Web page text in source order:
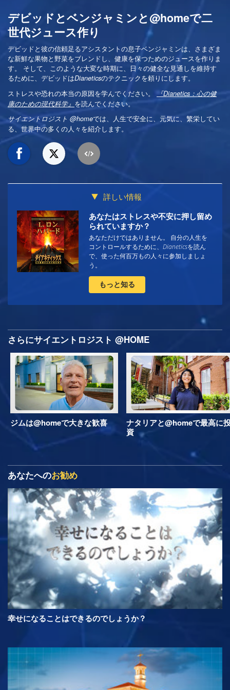
デビッドとベンジャミンと@homeで二
世代ジュース作り
デビッドと彼の信頼足るアシスタントの息子ベンジャミンは、さまざま
な新鮮な果物と野菜をブレンドし、健康を保つためのジュースを作りま
す。 そして、このような大変な時期に、日々の健全な見通しを維持す
るために、デビッドはDianeticsのテクニックを頼りにします。
ストレスや恐れの本当の原因を学んでください。
『Dianetics：心の健
康のための現代科学』 を読んでください。
サイエントロジスト @homeでは、人生で安全に、元気に、繁栄してい
る、世界中の多くの人々を紹介します。
詳しい情報
あなたはストレスや不安に押し留め
られていますか？
あなただけではありません。 自分の人生を
コントロールするために、 Dianeticsを読ん
で、使った何百万もの人々に参加しましょ
う。
もっと知る
さらにサイエントロジスト @HOME
ジムは@homeで大きな歓喜
ナタリアと@homeで最高に
資
あなたへのお勧め
幸せになることはできるのでしょうか？